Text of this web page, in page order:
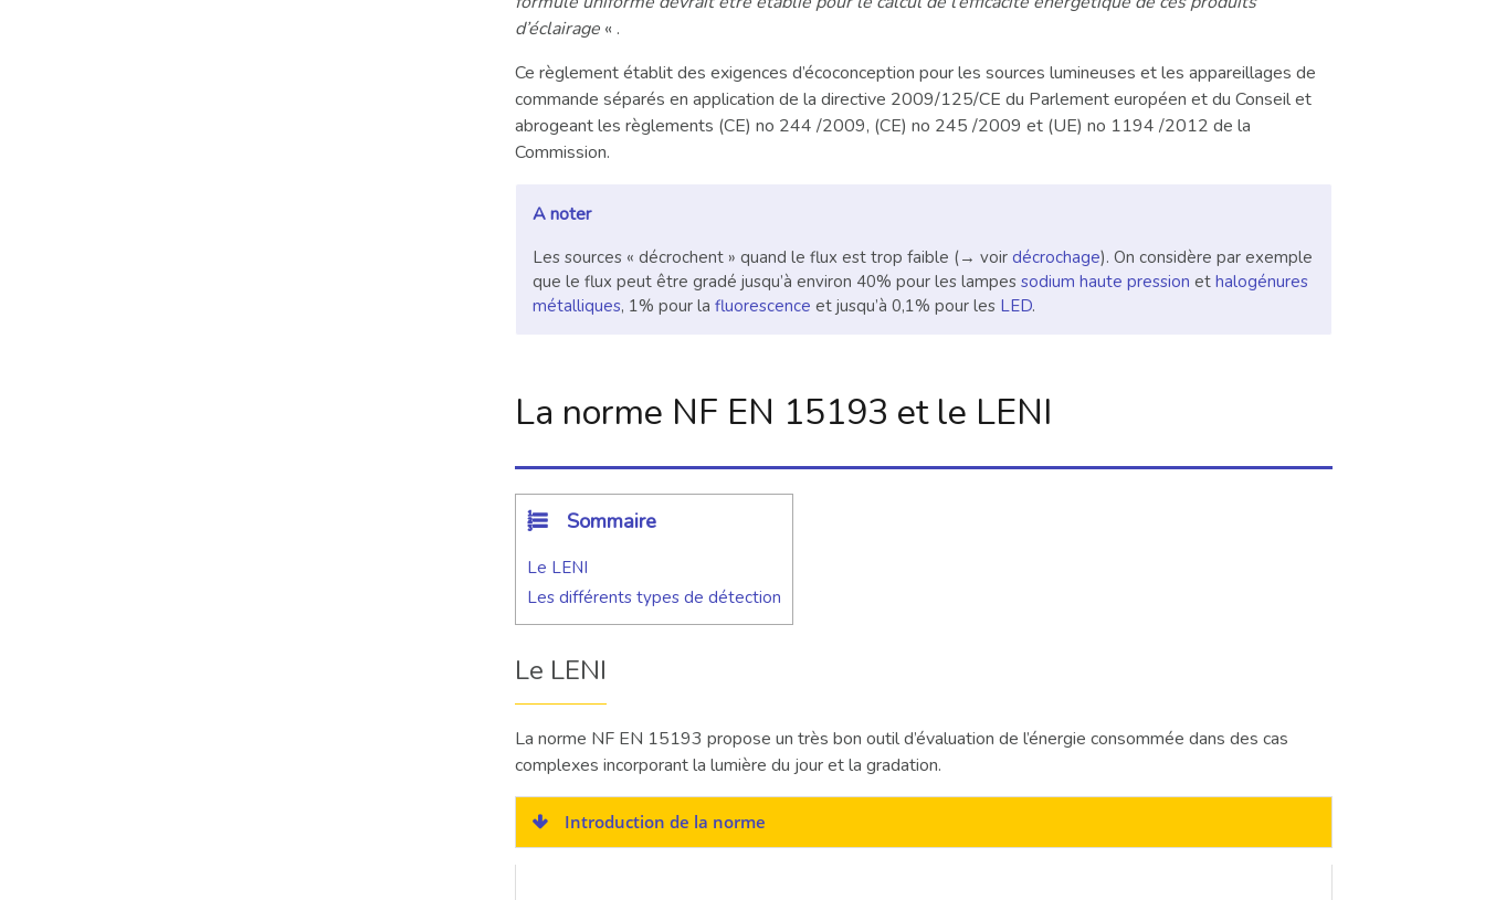
d’éclairage « .
Ce règlement établit des exigences d’écoconception pour les sources lumineuses et les appareillages de
commande séparés en application de la directive 2009/125/CE du Parlement européen et du Conseil et
abrogeant les règlements (CE) no 244 /2009, (CE) no 245 /2009 et (UE) no 1194 /2012 de la
Commission.
A noter
Les sources « décrochent » quand le flux est trop faible (→ voir décrochage). On considère par exemple
que le flux peut être gradé jusqu’à environ 40% pour les lampes sodium haute pression et halogénures
métalliques, 1% pour la fluorescence et jusqu’à 0,1% pour les LED.
La norme NF EN 15193 et le LENI
Sommaire
Le LENI
Les différents types de détection
Le LENI
La norme NF EN 15193 propose un très bon outil d’évaluation de l’énergie consommée dans des cas
complexes incorporant la lumière du jour et la gradation.
Introduction de la norme